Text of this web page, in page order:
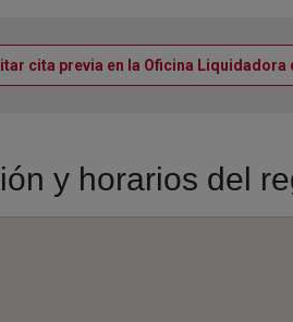
cita previa en la Oficina Liquidadora
y horarios del